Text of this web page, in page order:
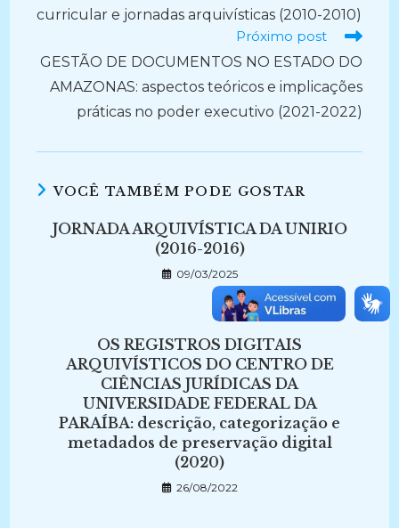
curricular e jornadas arquivísticas (2010-2010)
Próximo post
GESTÃO DE DOCUMENTOS NO ESTADO DO
AMAZONAS: aspectos teóricos e implicações
práticas no poder executivo (2021-2022)
VOCÊ TAMBÉM PODE GOSTAR
JORNADA ARQUIVÍSTICA DA UNIRIO
(2016-2016)
09/03/2025
OS REGISTROS DIGITAIS
ARQUIVÍSTICOS DO CENTRO DE
CIÊNCIAS JURÍDICAS DA
UNIVERSIDADE FEDERAL DA
PARAÍBA: descrição, categorização e
metadados de preservação digital
(2020)
26/08/2022